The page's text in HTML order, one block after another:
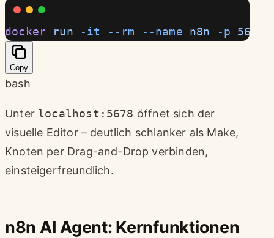
docker run -it --rm --name n8n -p
Copy
bash
Unter localhost:5678 öffnet sich der
visuelle Editor – deutlich schlanker als Make,
Knoten per Drag-and-Drop verbinden,
einsteigerfreundlich.
n8n AI Agent: Kernfunktionen